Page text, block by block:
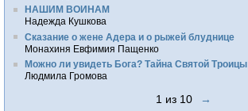
НАШИМ ВОИНАМ
Надежда Кушкова
Сказание о жене Адера и о рыжей блуднице
Монахиня Евфимия Пащенко
Можно ли увидеть Бога? Тайна Святой Троицы
Людмила Громова
1 из 10 →